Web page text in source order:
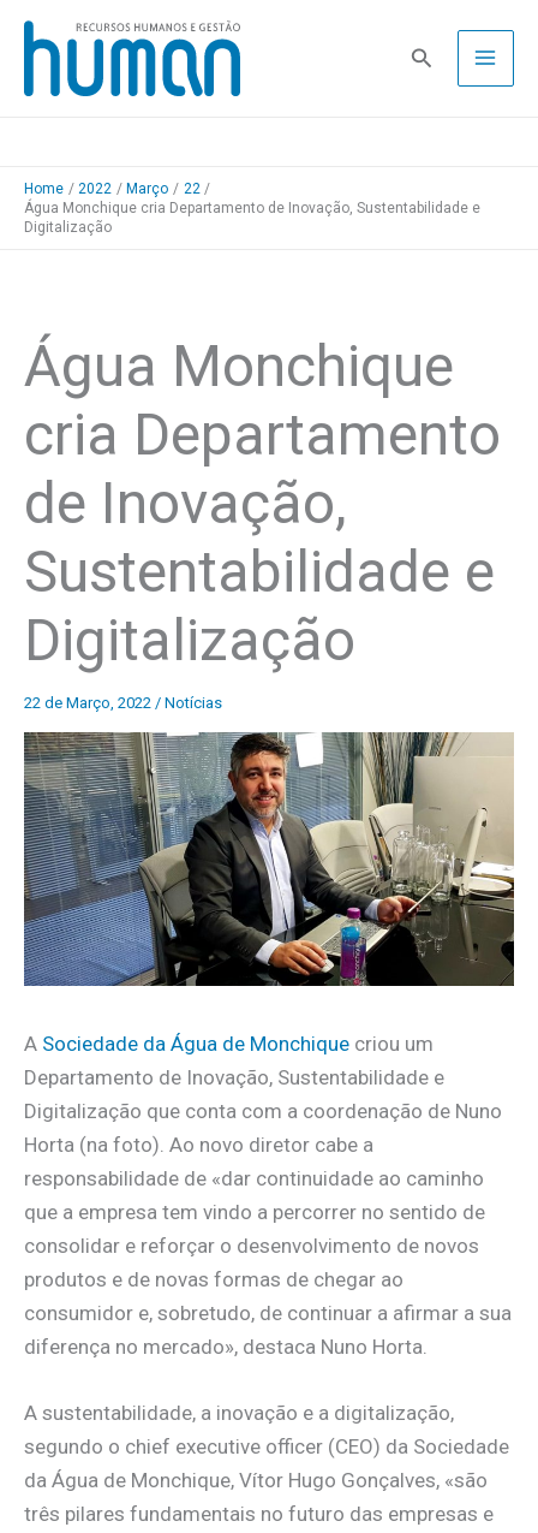
Skip
content
Pesquisa
Home 2022 Março
22
Água Monchique cria Departamento de Inovação, Sustentabilidade e
Digitalização
Água Monchique
cria Departamento
de Inovação,
Sustentabilidade e
Digitalização
22 de Março, 2022 / Notícias
A Sociedade da Água de Monchique criou um
Departamento de Inovação, Sustentabilidade e
Digitalização que conta com a coordenação de Nuno
Horta (na foto). Ao novo diretor cabe a
responsabilidade de «dar continuidade ao caminho
que a empresa tem vindo a percorrer no sentido de
consolidar e reforçar o desenvolvimento de novos
produtos e de novas formas de chegar ao
consumidor e, sobretudo, de continuar a afirmar a sua
diferença no mercado», destaca Nuno Horta.
A sustentabilidade, a inovação e a digitalização,
segundo o chief executive officer (CEO) da Sociedade
da Água de Monchique, Vítor Hugo Gonçalves, «são
três pilares fundamentais no futuro das empresas e